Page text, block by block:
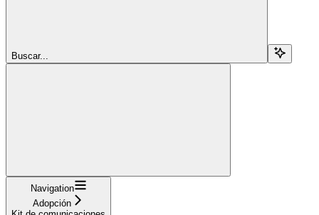
Buscar...
Navigation
Adopción